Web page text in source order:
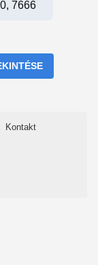
7666
Kontakt